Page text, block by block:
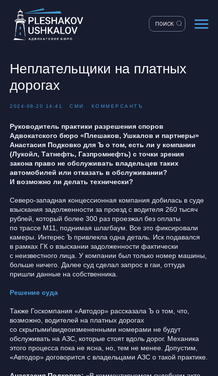
ПОИСК
Неплательщики на платных
дорогах
2024-08-20 14:41 СМИ КОММЕРСАНТЪ
Руководитель практики разрешения споров
Адвокатского бюро «Плешаков, Ушкалов и партнеры»
Анастасия Подковко для Ъ о том, есть ли у компании
(Лукойл, Татнефть, Газпромнефть) с точки зрения
закона право не обслуживать владельцев таких
автомобилей или отказать в обслуживании?
И возможно ли делать технически?
Северо-западная концессионная компания добилась в суде
взыскания задолженности за проезд с водителя 260 тысяч
рублей, который более 300 раз проезжал без оплаты
по трассе М11, поднимая шлагбаум. Все это фиксировали
камеры. Интерес Ъ привлекла одна деталь. Иск подавался
в рамках ГК о взыскании задолженности фактически
с неизвестного лица. У компании был только номер машины,
больше ничего. Далее суд сделал запрос в гаи, оттуда
пришли данные на собственника.
Решение суда
Также Госкомпания «Автодор» рассказала Ъ о том, что,
возможно, водителей на платных дорогах
со скрытыми\видеоизмененными номерами не будут
обслуживать на АЗС, которые стоят вдоль дорог. Механика
этого процесса пока не ясна, но, тем не менее. Допустим,
«Автодор» договорится с владельцами АЗС о такой практике.